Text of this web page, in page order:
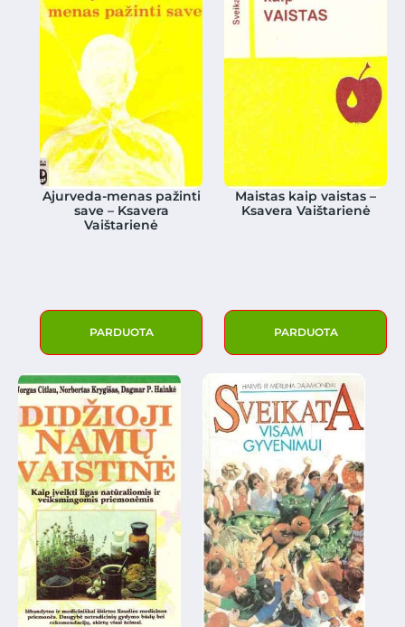
Ajurveda-menas pažinti
save – Ksavera
Vaištarienė
PARDUOTA
Maistas kaip vaistas –
Ksavera Vaištarienė
PARDUOTA